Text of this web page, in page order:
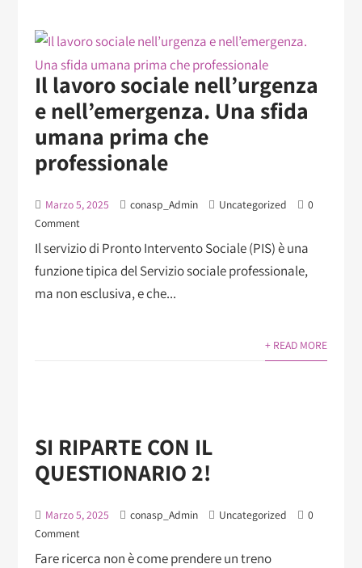
Il lavoro sociale nell’urgenza
e nell’emergenza. Una sfida
umana prima che
professionale
Marzo 5, 2025 conasp_Admin Uncategorized
0
Comment
Il servizio di Pronto Intervento Sociale (PIS) è una
funzione tipica del Servizio sociale professionale,
ma non esclusiva, e che...
+ READ MORE
SI RIPARTE CON IL
QUESTIONARIO 2!
Marzo 5, 2025 conasp_Admin Uncategorized
0
Comment
Fare ricerca non è come prendere un treno